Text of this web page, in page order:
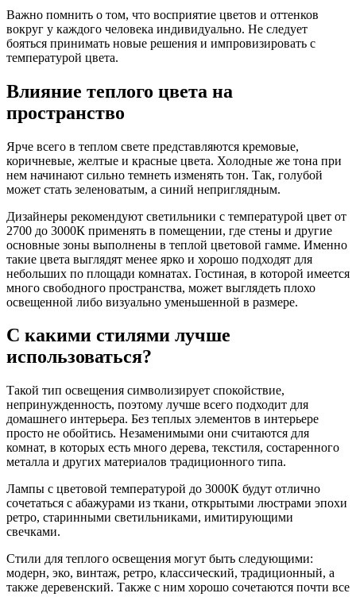
Важно помнить о том, что восприятие цветов и оттенков
вокруг у каждого человека индивидуально. Не следует
бояться принимать новые решения и импровизировать с
температурой цвета.
Влияние теплого цвета на
пространство
Ярче всего в теплом свете представляются кремовые,
коричневые, желтые и красные цвета. Холодные же тона при
нем начинают сильно темнеть изменять тон. Так, голубой
может стать зеленоватым, а синий неприглядным.
Дизайнеры рекомендуют светильники с температурой цвет от
2700 до 3000К применять в помещении, где стены и другие
основные зоны выполнены в теплой цветовой гамме. Именно
такие цвета выглядят менее ярко и хорошо подходят для
небольших по площади комнатах. Гостиная, в которой имеется
много свободного пространства, может выглядеть плохо
освещенной либо визуально уменьшенной в размере.
С какими стилями лучше
использоваться?
Такой тип освещения символизирует спокойствие,
непринужденность, поэтому лучше всего подходит для
домашнего интерьера. Без теплых элементов в интерьере
просто не обойтись. Незаменимыми они считаются для
комнат, в которых есть много дерева, текстиля, состаренного
металла и других материалов традиционного типа.
Лампы с цветовой температурой до 3000К будут отлично
сочетаться с абажурами из ткани, открытыми люстрами эпохи
ретро, старинными светильниками, имитирующими
свечками.
Стили для теплого освещения могут быть следующими:
модерн, эко, винтаж, ретро, классический, традиционный, а
также деревенский. Также с ним хорошо сочетаются почти все